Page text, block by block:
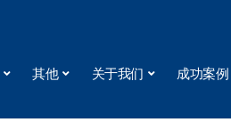
其他 关于我们 成功案例